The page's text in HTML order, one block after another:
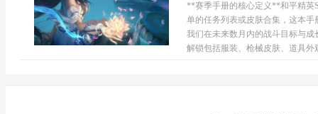
**赛季手册的核心定义**和平精英
单的任务列表或皮肤合集，这本
我们在未来数月内的战斗目标与
解锁包括服装、枪械皮肤、道具